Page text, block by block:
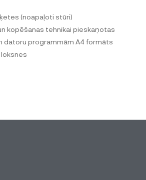
(noapaļoti stūri)
kopēšanas tehnikai pieskaņotas
datoru programmām A4 formāts